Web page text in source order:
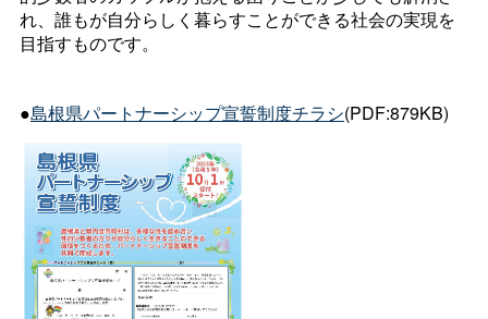
れ、誰もが自分らしく暮らすことができる社会の実現を
目指すものです。
●島根県パートナーシップ宣誓制度チラシ(PDF:879KB)